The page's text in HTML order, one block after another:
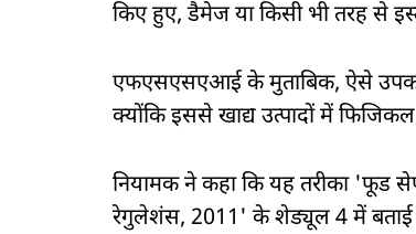
किए हुए, डैमेज या किसी भी तरह से
एफएसएसएआई के मुताबिक, ऐसे
क्योंकि इससे खाद्य उत्पादों में
नियामक ने कहा कि यह तरीका 'फूड
रेगुलेशंस, 2011' के शेड्यूल 4 में बताई